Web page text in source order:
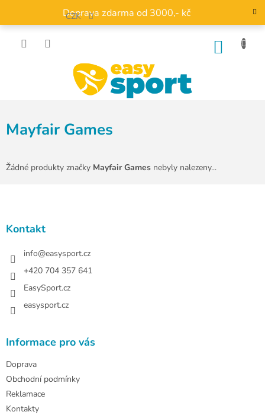
obsah
Doprava zdarma od 3000,- kč
CZK
Mayfair Games
Žádné produkty značky Mayfair Games nebyly nalezeny...
Kontakt
info@easysport.cz
+420 704 357 641
EasySport.cz
easysport.cz
Informace pro vás
Doprava
Obchodní podmínky
Reklamace
Kontakty